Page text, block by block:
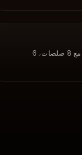
عقب لحم بقري مدخن طري. تأتي مع 8 صلصات، 6